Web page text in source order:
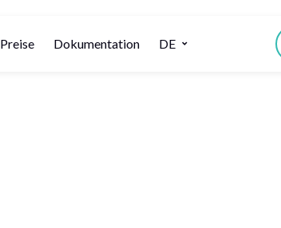
Preise Dokumentation DE